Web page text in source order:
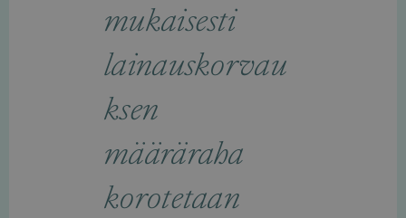
mukaisesti
lainauskorvau
ksen
määräraha
korotetaan